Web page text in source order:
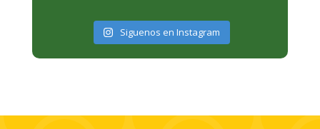
Siguenos en Instagram